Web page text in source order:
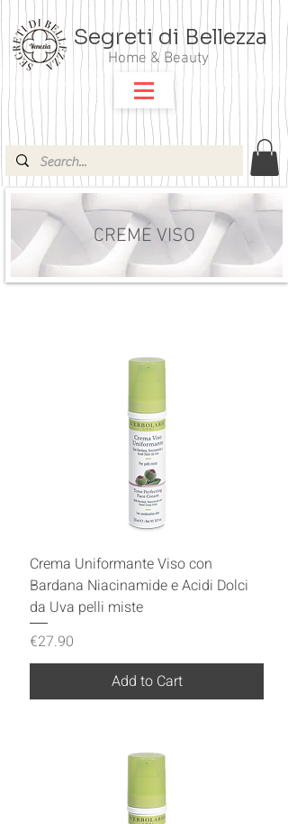
Segreti di Bellezza
Home & Beauty
CREME VISO
Crema Uniformante Viso con
Bardana Niacinamide e Acidi Dolci
da Uva pelli miste
Price
€27.90
Add to Cart